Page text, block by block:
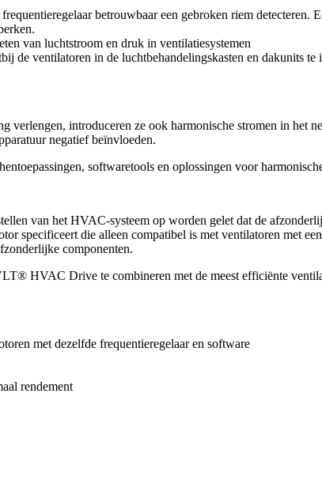
betrouwbaar een gebroken riem detecteren.
van luchtstroom en druk in ventilatiesystemen
de ventilatoren in de luchtbehandelingskasten en dakunits
verlengen, introduceren ze ook harmonische stromen in het
negatief beïnvloeden.
softwaretools en oplossingen voor
van het HVAC-systeem op worden gelet dat de
specificeert die alleen compatibel is met ventilatoren met
componenten.
HVAC Drive te combineren met de meest efficiënte
met dezelfde frequentieregelaar en software
rendement